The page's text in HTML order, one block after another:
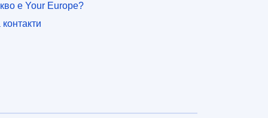
е Your Europe?